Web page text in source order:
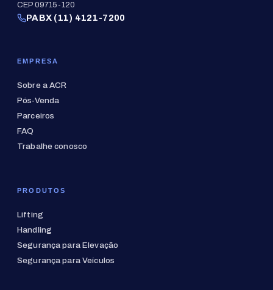
CEP 09715-120
PABX (11) 4121-7200
EMPRESA
Sobre a ACR
Pós-Venda
Parceiros
FAQ
Trabalhe conosco
PRODUTOS
Lifting
Handling
Segurança para Elevação
Segurança para Veículos